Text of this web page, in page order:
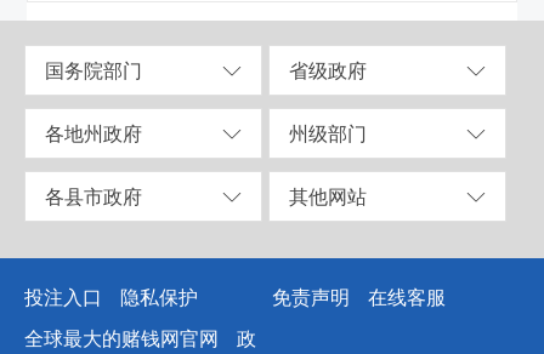
国务院部门 省级政府
各地州政府 州级部门
各县市政府 其他网站
投注入口 隐私保护 免责声明
在线客服
全球最大的赌钱网官网
政